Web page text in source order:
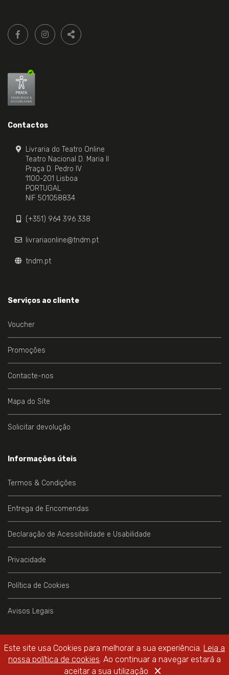
Este site usa Cookies para melhorar a sua experiência. Leia a
nossa política de cookies. Ao continuar a navegar estará a
aceitar a sua utilização
×
Siga-
nos:
FACEBOOK LIVRARIA DO TEATRO ONLINE.
INSTAGRAM LIVRARIA DO TEATRO ONLINE.
PARTILHAR
Contactos
Livraria do Teatro Online
Teatro Nacional D. Maria II
Praça D. Pedro IV
1100-201 Lisboa
PORTUGAL
NIF 501058834
(+351) 964 396 338
livrariaonline@tndm.pt
tndm.pt
Serviços ao cliente
Voucher
Promoções
Contacte-nos
Mapa do Site
Solicitar devolução
Informações úteis
Termos & Condições
Entrega de Encomendas
Declaração de Acessibilidade e Usabilidade
Privacidade
Política de Cookies
Avisos Legais
Livraria do Teatro Online© 2026 - All Rights Reserved
WebDesign byGlobal Pixel